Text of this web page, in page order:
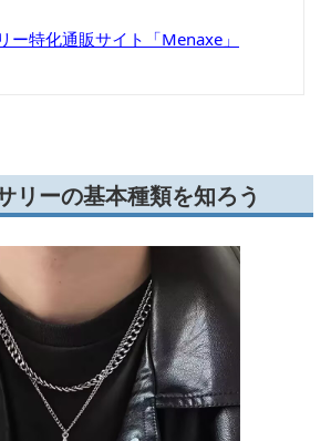
ー特化通販サイト「Menaxe」
リーの基本種類を知ろう